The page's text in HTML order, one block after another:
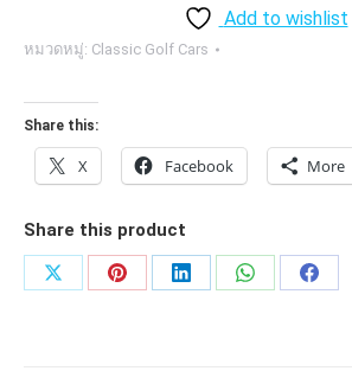
Add to wishlist
หมวดหมู่: Classic Golf Cars
Share this:
X Facebook More
Share this product
Share
Share
Share
Share
Share